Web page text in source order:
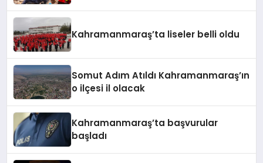
Kahramanmaraş’ta liseler belli oldu
Somut Adım Atıldı Kahramanmaraş’ın
o ilçesi il olacak
Kahramanmaraş’ta başvurular
başladı